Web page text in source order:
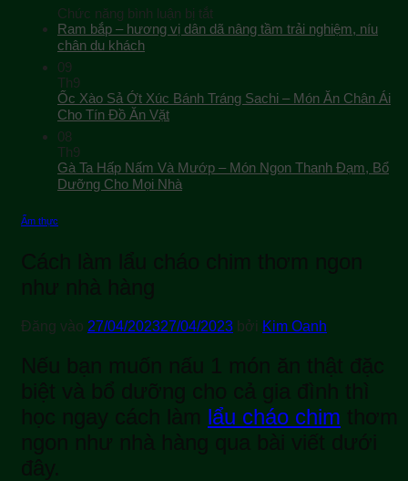
Chức năng bình luận bị tắtở
Bật
Gỏi
Cá
Tráng
Ram bắp – hương vị dân dã nâng tầm trải nghiệm, níu
chân du khách
09
Th9
Ốc Xào Sả Ớt Xúc Bánh Tráng Sachi – Món Ăn Chân Ái
Cho Tín Đồ Ăn Vặt
08
Th9
Gà Ta Hấp Nấm Và Mướp – Món Ngon Thanh Đạm, Bổ
Dưỡng Cho Mọi Nhà
Ẩm thực
Cách làm lẩu cháo chim thơm ngon
như nhà hàng
Đăng vào 27/04/202327/04/2023 bởi Kim Oanh
Nếu bạn muốn nấu 1 món ăn thật đặc
biệt và bổ dưỡng cho cả gia đình thì
học ngay cách làm lẩu cháo chim thơm
ngon như nhà hàng qua bài viết dưới
đây.